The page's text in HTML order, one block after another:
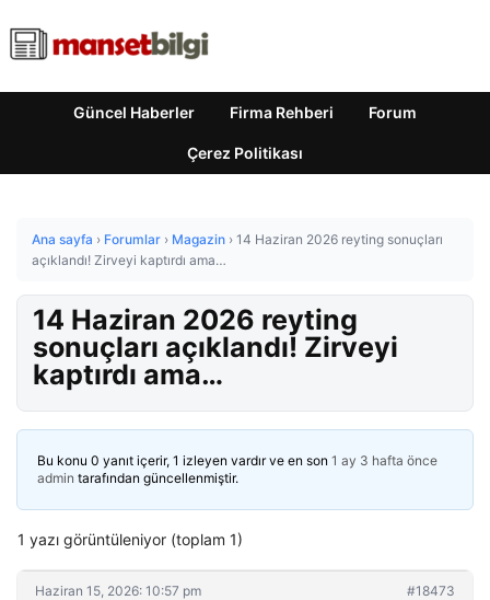
Güncel Haberler Firma Rehberi Forum
Çerez Politikası
Ana sayfa › Forumlar › Magazin › 14 Haziran 2026 reyting sonuçları
açıklandı! Zirveyi kaptırdı ama…
14 Haziran 2026 reyting
sonuçları açıklandı! Zirveyi
kaptırdı ama…
Bu konu 0 yanıt içerir, 1 izleyen vardır ve en son 1 ay 3 hafta önce
admin tarafından güncellenmiştir.
1 yazı görüntüleniyor (toplam 1)
Haziran 15, 2026: 10:57 pm #18473